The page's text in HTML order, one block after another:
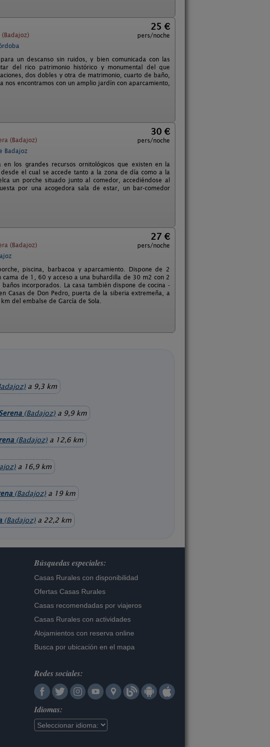
25 €
pers/noche
un descanso sin ruidos, y bien comunicada con las
del rico patrimonio histórico y monumental del que
dos dobles y otra de matrimonio, cuarto de baño,
nos encontramos con un amplio jardín con aparcamiento,
(Badajoz)
30 €
pers/noche
Badajoz
los grandes recursos ornitológicos que existen en la
el cual se accede tanto a la zona de día como a la
un porche situado junto al comedor, accediéndose al
por una acogedora sala de estar, un bar-comedor
(Badajoz)
27 €
pers/noche
piscina, barbacoa y aparcamiento. Dispone de 2
de 1, 60 y acceso a una buhardilla de 30 m2 con 2
incorporados. La casa también dispone de cocina -
Casas de Don Pedro, puerta de la siberia extremeña, a
del embalse de García de Sola.
a 9,3 km
(Badajoz) a 9,9 km
(Badajoz) a 12,6 km
a 16,9 km
(Badajoz) a 19 km
(Badajoz) a 22,2 km
Búsquedas especiales:
Casas Rurales con disponibilidad
Ofertas Casas Rurales
Casas recomendadas por viajeros
Casas Rurales con actividades
Alojamientos con reserva online
Busca por ubicación en el mapa
Redes sociales:
Idiomas: